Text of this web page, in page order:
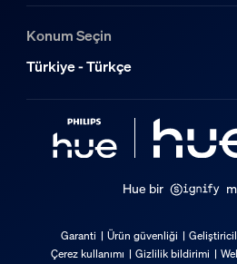
Konum Seçin
Türkiye - Türkçe
Hue bir
Garanti Ürün güvenliği
Çerez kullanımı
Gizlilik bildirimi